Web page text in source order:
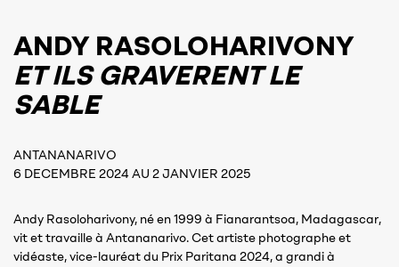
ANDY RASOLOHARIVONY
ET ILS GRAVERENT LE
SABLE
ANTANANARIVO
6 DECEMBRE 2024 AU 2 JANVIER 2025
Andy Rasoloharivony, né en 1999 à Fianarantsoa, Madagascar,
vit et travaille à Antananarivo. Cet artiste photographe et
vidéaste, vice-lauréat du Prix Paritana 2024, a grandi à